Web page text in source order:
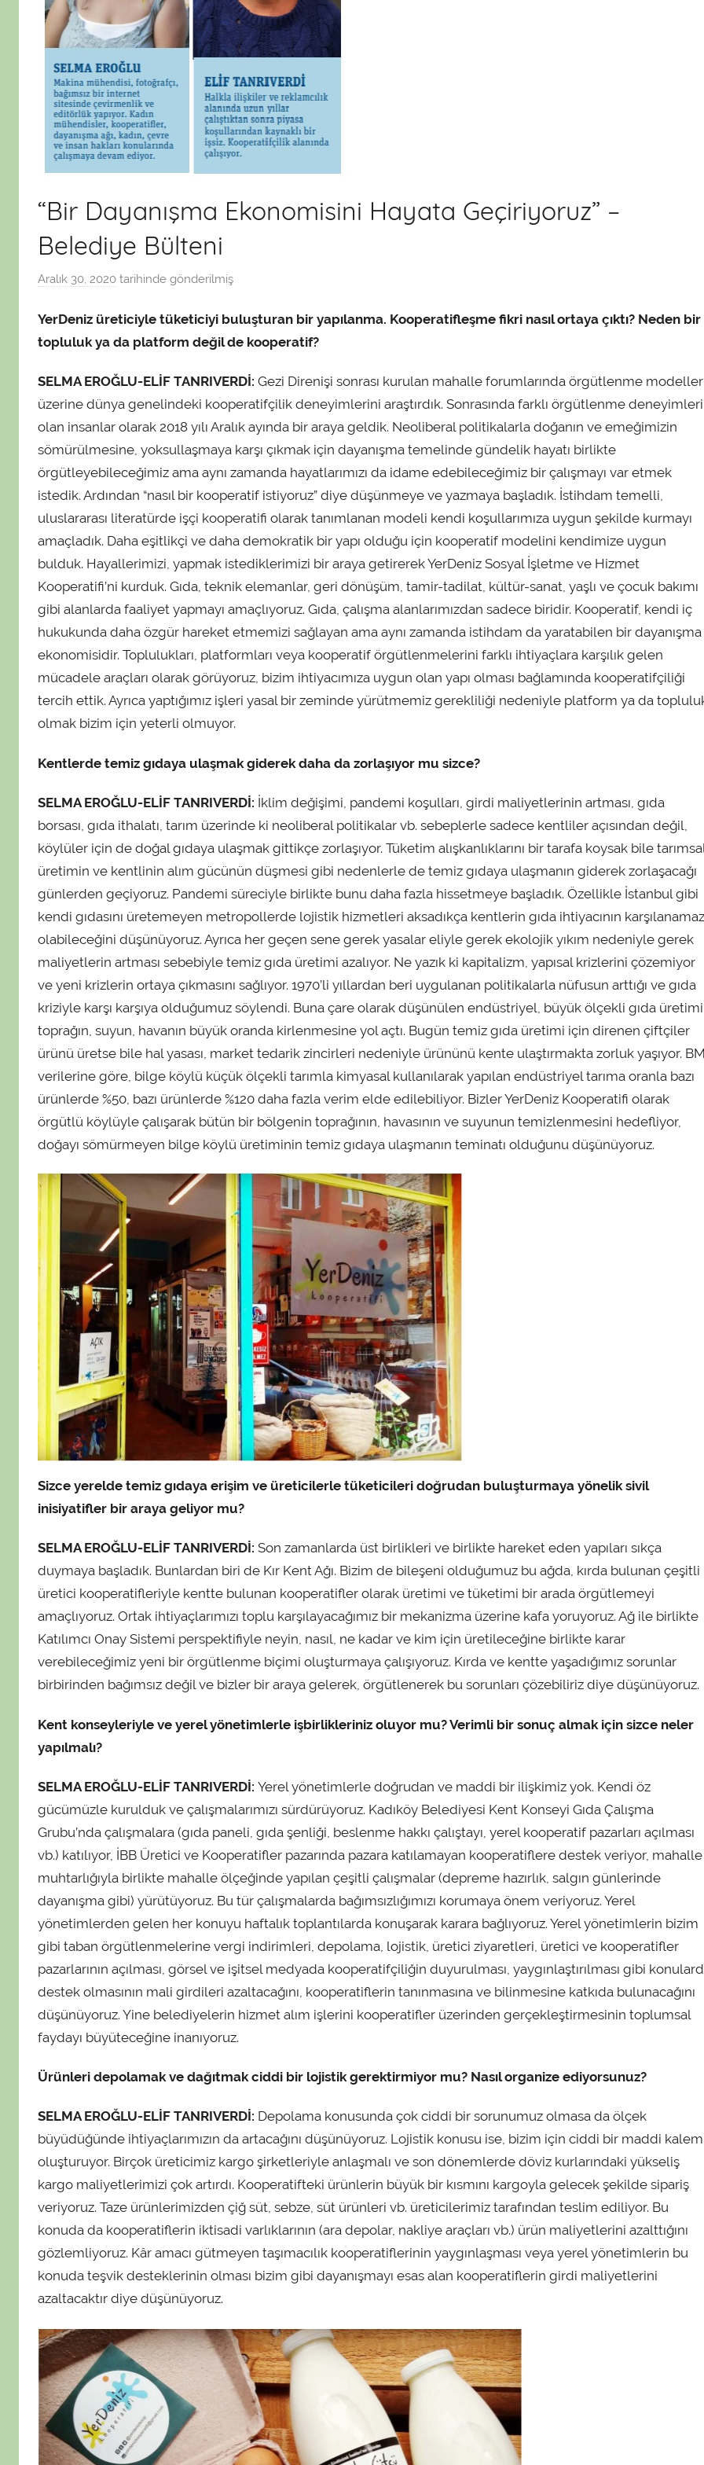
“Bir Dayanışma Ekonomisini Hayata Geçiriyoruz” –
Belediye Bülteni
Aralık 30, 2020 tarihinde gönderilmiş
m
i
t
a
r
a
n
d
a
n
YerDeniz üreticiyle tüketiciyi buluşturan bir yapılanma. Kooperatifleşme fikri nasıl ortaya çıktı? Neden bir
topluluk ya da platform değil de kooperatif?
SELMA EROĞLU-ELİF TANRIVERDİ: Gezi Direnişi sonrası kurulan mahalle forumlarında örgütlenme
üzerine dünya genelindeki kooperatifçilik deneyimlerini araştırdık. Sonrasında farklı örgütlenme deneyimleri
olan insanlar olarak 2018 yılı Aralık ayında bir araya geldik. Neoliberal politikalarla doğanın ve emeğimizin
sömürülmesine, yoksullaşmaya karşı çıkmak için dayanışma temelinde gündelik hayatı birlikte
örgütleyebileceğimiz ama aynı zamanda hayatlarımızı da idame edebileceğimiz bir çalışmayı var etmek
istedik. Ardından “nasıl bir kooperatif istiyoruz” diye düşünmeye ve yazmaya başladık. İstihdam temelli,
uluslararası literatürde işçi kooperatifi olarak tanımlanan modeli kendi koşullarımıza uygun şekilde kurmayı
amaçladık. Daha eşitlikçi ve daha demokratik bir yapı olduğu için kooperatif modelini kendimize uygun
bulduk. Hayallerimizi, yapmak istediklerimizi bir araya getirerek YerDeniz Sosyal İşletme ve Hizmet
Kooperatifi’ni kurduk. Gıda, teknik elemanlar, geri dönüşüm, tamir-tadilat, kültür-sanat, yaşlı ve çocuk bakımı
gibi alanlarda faaliyet yapmayı amaçlıyoruz. Gıda, çalışma alanlarımızdan sadece biridir. Kooperatif, kendi iç
hukukunda daha özgür hareket etmemizi sağlayan ama aynı zamanda istihdam da yaratabilen bir dayanışma
ekonomisidir. Toplulukları, platformları veya kooperatif örgütlenmelerini farklı ihtiyaçlara karşılık gelen
mücadele araçları olarak görüyoruz, bizim ihtiyacımıza uygun olan yapı olması bağlamında kooperatifçiliği
tercih ettik. Ayrıca yaptığımız işleri yasal bir zeminde yürütmemiz gerekliliği nedeniyle platform ya da
olmak bizim için yeterli olmuyor.
Kentlerde temiz gıdaya ulaşmak giderek daha da zorlaşıyor mu sizce?
SELMA EROĞLU-ELİF TANRIVERDİ: İklim değişimi, pandemi koşulları, girdi maliyetlerinin artması, gıda
borsası, gıda ithalatı, tarım üzerinde ki neoliberal politikalar vb. sebeplerle sadece kentliler açısından değil,
köylüler için de doğal gıdaya ulaşmak gittikçe zorlaşıyor. Tüketim alışkanlıklarını bir tarafa koysak bile
üretimin ve kentlinin alım gücünün düşmesi gibi nedenlerle de temiz gıdaya ulaşmanın giderek zorlaşacağı
günlerden geçiyoruz. Pandemi süreciyle birlikte bunu daha fazla hissetmeye başladık. Özellikle İstanbul gibi
kendi gıdasını üretemeyen metropollerde lojistik hizmetleri aksadıkça kentlerin gıda ihtiyacının karşılanamaz
olabileceğini düşünüyoruz. Ayrıca her geçen sene gerek yasalar eliyle gerek ekolojik yıkım nedeniyle gerek
maliyetlerin artması sebebiyle temiz gıda üretimi azalıyor. Ne yazık ki kapitalizm, yapısal krizlerini çözemiyor
ve yeni krizlerin ortaya çıkmasını sağlıyor. 1970’li yıllardan beri uygulanan politikalarla nüfusun arttığı ve gıda
kriziyle karşı karşıya olduğumuz söylendi. Buna çare olarak düşünülen endüstriyel, büyük ölçekli gıda üretimi
toprağın, suyun, havanın büyük oranda kirlenmesine yol açtı. Bugün temiz gıda üretimi için direnen çiftçiler
ürünü üretse bile hal yasası, market tedarik zincirleri nedeniyle ürününü kente ulaştırmakta zorluk yaşıyor.
verilerine göre, bilge köylü küçük ölçekli tarımla kimyasal kullanılarak yapılan endüstriyel tarıma oranla bazı
ürünlerde %50, bazı ürünlerde %120 daha fazla verim elde edilebiliyor. Bizler YerDeniz Kooperatifi olarak
örgütlü köylüyle çalışarak bütün bir bölgenin toprağının, havasının ve suyunun temizlenmesini hedefliyor,
doğayı sömürmeyen bilge köylü üretiminin temiz gıdaya ulaşmanın teminatı olduğunu düşünüyoruz.
Sizce yerelde temiz gıdaya erişim ve üreticilerle tüketicileri doğrudan buluşturmaya yönelik sivil
inisiyatifler bir araya geliyor mu?
SELMA EROĞLU-ELİF TANRIVERDİ: Son zamanlarda üst birlikleri ve birlikte hareket eden yapıları sıkça
duymaya başladık. Bunlardan biri de Kır Kent Ağı. Bizim de bileşeni olduğumuz bu ağda, kırda bulunan çeşitli
üretici kooperatifleriyle kentte bulunan kooperatifler olarak üretimi ve tüketimi bir arada örgütlemeyi
amaçlıyoruz. Ortak ihtiyaçlarımızı toplu karşılayacağımız bir mekanizma üzerine kafa yoruyoruz. Ağ ile birlikte
Katılımcı Onay Sistemi perspektifiyle neyin, nasıl, ne kadar ve kim için üretileceğine birlikte karar
verebileceğimiz yeni bir örgütlenme biçimi oluşturmaya çalışıyoruz. Kırda ve kentte yaşadığımız sorunlar
birbirinden bağımsız değil ve bizler bir araya gelerek, örgütlenerek bu sorunları çözebiliriz diye düşünüyoruz.
Kent konseyleriyle ve yerel yönetimlerle işbirlikleriniz oluyor mu? Verimli bir sonuç almak için sizce neler
yapılmalı?
SELMA EROĞLU-ELİF TANRIVERDİ: Yerel yönetimlerle doğrudan ve maddi bir ilişkimiz yok. Kendi öz
gücümüzle kurulduk ve çalışmalarımızı sürdürüyoruz. Kadıköy Belediyesi Kent Konseyi Gıda Çalışma
Grubu’nda çalışmalara (gıda paneli, gıda şenliği, beslenme hakkı çalıştayı, yerel kooperatif pazarları açılması
vb.) katılıyor, İBB Üretici ve Kooperatifler pazarında pazara katılamayan kooperatiflere destek veriyor, mahalle
muhtarlığıyla birlikte mahalle ölçeğinde yapılan çeşitli çalışmalar (depreme hazırlık, salgın günlerinde
dayanışma gibi) yürütüyoruz. Bu tür çalışmalarda bağımsızlığımızı korumaya önem veriyoruz. Yerel
yönetimlerden gelen her konuyu haftalık toplantılarda konuşarak karara bağlıyoruz. Yerel yönetimlerin bizim
gibi taban örgütlenmelerine vergi indirimleri, depolama, lojistik, üretici ziyaretleri, üretici ve kooperatifler
pazarlarının açılması, görsel ve işitsel medyada kooperatifçiliğin duyurulması, yaygınlaştırılması gibi
destek olmasının mali girdileri azaltacağını, kooperatiflerin tanınmasına ve bilinmesine katkıda bulunacağını
düşünüyoruz. Yine belediyelerin hizmet alım işlerini kooperatifler üzerinden gerçekleştirmesinin toplumsal
faydayı büyüteceğine inanıyoruz.
Ürünleri depolamak ve dağıtmak ciddi bir lojistik gerektirmiyor mu? Nasıl organize ediyorsunuz?
SELMA EROĞLU-ELİF TANRIVERDİ: Depolama konusunda çok ciddi bir sorunumuz olmasa da ölçek
büyüdüğünde ihtiyaçlarımızın da artacağını düşünüyoruz. Lojistik konusu ise, bizim için ciddi bir maddi kalem
oluşturuyor. Birçok üreticimiz kargo şirketleriyle anlaşmalı ve son dönemlerde döviz kurlarındaki yükseliş
kargo maliyetlerimizi çok artırdı. Kooperatifteki ürünlerin büyük bir kısmını kargoyla gelecek şekilde sipariş
veriyoruz. Taze ürünlerimizden çiğ süt, sebze, süt ürünleri vb. üreticilerimiz tarafından teslim ediliyor. Bu
konuda da kooperatiflerin iktisadi varlıklarının (ara depolar, nakliye araçları vb.) ürün maliyetlerini azalttığını
gözlemliyoruz. Kâr amacı gütmeyen taşımacılık kooperatiflerinin yaygınlaşması veya yerel yönetimlerin bu
konuda teşvik desteklerinin olması bizim gibi dayanışmayı esas alan kooperatiflerin girdi maliyetlerini
azaltacaktır diye düşünüyoruz.